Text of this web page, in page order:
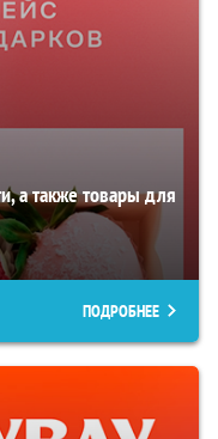
а также товары для
ПОДРОБНЕЕ